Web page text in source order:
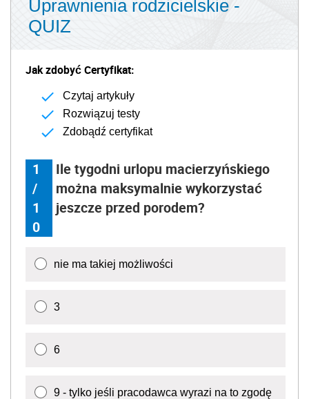
Uprawnienia rodzicielskie -
QUIZ
Jak zdobyć Certyfikat:
Czytaj artykuły
Rozwiązuj testy
Zdobądź certyfikat
1
/
1
0
Ile tygodni urlopu macierzyńskiego
można maksymalnie wykorzystać
jeszcze przed porodem?
nie ma takiej możliwości
3
6
9 - tylko jeśli pracodawca wyrazi na to zgodę